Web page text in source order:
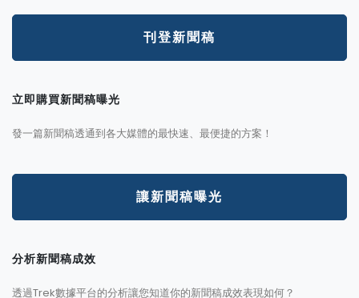
刊登新聞稿
立即購買新聞稿曝光
發一篇新聞稿透通到各大媒體的最快速、最便捷的方案！
讓新聞稿曝光
分析新聞稿成效
透過Trek數據平台的分析讓您知道你的新聞稿成效表現如何？